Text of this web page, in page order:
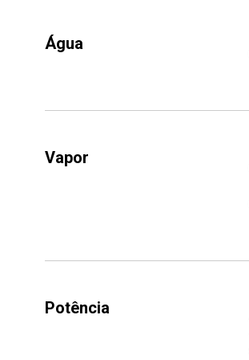
Água
Vapor
Potência